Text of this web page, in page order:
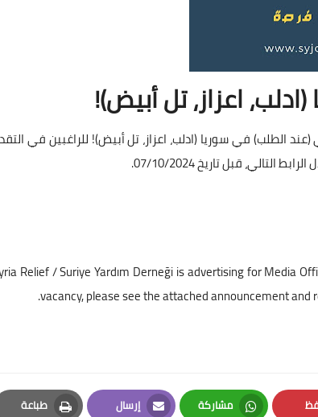
اعزاز، تل أبيض)!
الطلب) في سوريا (ادلب، اعزاز، تل أبيض)! للراغبين في
قبل تاريخ 07/10/2024.
Relief / Suriye Yardım Derneği is advertising for Media
vacancy, please see the attached announcement
مشاركة إرسال طباعة